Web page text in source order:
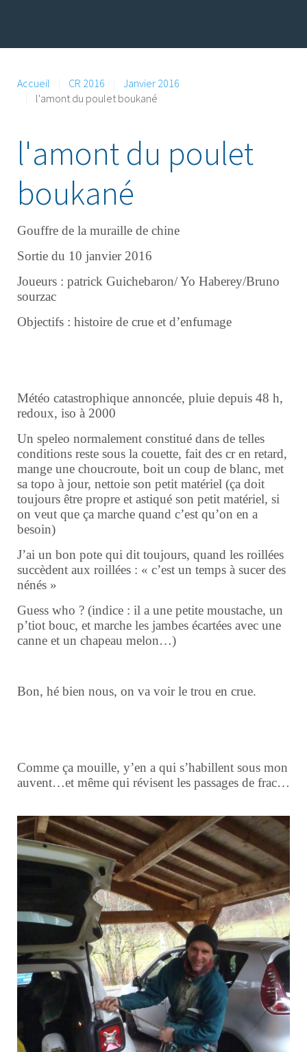
Accueil CR 2016
Janvier 2016
l'amont du poulet boukané
l'amont du poulet
boukané
Gouffre de la muraille de chine
Sortie du 10 janvier 2016
Joueurs : patrick Guichebaron/ Yo Haberey/Bruno
sourzac
Objectifs : histoire de crue et d’enfumage
Météo catastrophique annoncée, pluie depuis 48 h,
redoux, iso à 2000
Un speleo normalement constitué dans de telles
conditions reste sous la couette, fait des cr en retard,
mange une choucroute, boit un coup de blanc, met
sa topo à jour, nettoie son petit matériel (ça doit
toujours être propre et astiqué son petit matériel, si
on veut que ça marche quand c’est qu’on en a
besoin)
J’ai un bon pote qui dit toujours, quand les roillées
succèdent aux roillées : « c’est un temps à sucer des
nénés »
Guess who ? (indice : il a une petite moustache, un
p’tiot bouc, et marche les jambes écartées avec une
canne et un chapeau melon…)
Bon, hé bien nous, on va voir le trou en crue.
Comme ça mouille, y’en a qui s’habillent sous mon
auvent…et même qui révisent les passages de frac…